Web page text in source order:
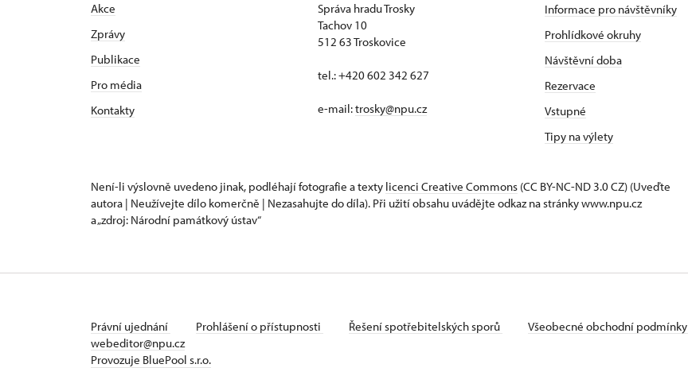
Akce
Zprávy
Publikace
Pro média
Kontakty
Správa hradu Trosky
Tachov 10
512 63 Troskovice
tel.: +420 602 342 627
e-mail:trosky@npu.cz
Informace pro návštěvníky
Prohlídkové okruhy
Návštěvní doba
Rezervace
Vstupné
Tipy na výlety
Není-li výslovně uvedeno jinak, podléhají fotografie a texty licenci Creative Commons (CC BY-NC-ND 3.0 CZ) (Uveďte
autora | Neužívejte dílo komerčně | Nezasahujte do díla). Při užití obsahu uvádějte odkaz na stránky www.npu.cz
a „zdroj: Národní památkový ústav“
Právní ujednání Prohlášení o přístupnosti Řešení spotřebitelských sporů Všeobecné obchodní podmínky
webeditor@npu.cz
Provozuje BluePool s.r.o.